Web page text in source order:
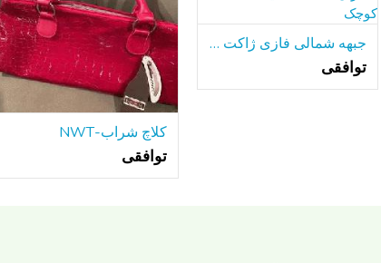
جبهه شمالی فازی ژاکت زیپ دختران Sz 14-16 یا womanas کوچک
توافقی
کلاچ شراب-NWT
توافقی